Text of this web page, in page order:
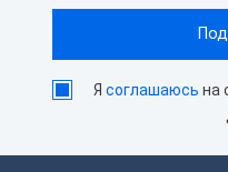
Ясоглашаюсь на